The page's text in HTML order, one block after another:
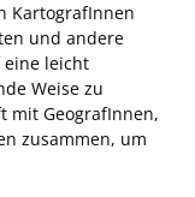
KartografInnen
und andere
eine leicht
Weise zu
mit GeografInnen,
zusammen, um